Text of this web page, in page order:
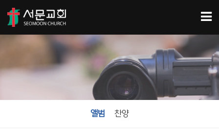
앨범 찬양